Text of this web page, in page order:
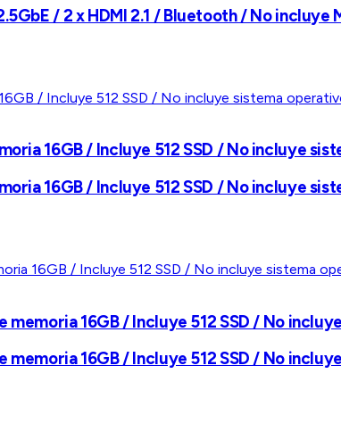
/ 2 x HDMI 2.1 / Bluetooth / No incluye
16GB / Incluye 512 SSD / No incluye
16GB / Incluye 512 SSD / No incluye
16GB / Incluye 512 SSD / No
16GB / Incluye 512 SSD / No